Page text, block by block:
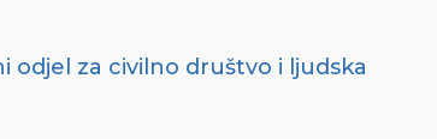
odjel za civilno društvo i ljudska